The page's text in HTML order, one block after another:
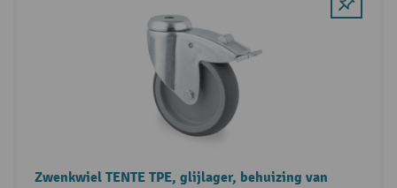
Zwenkwiel TENTE TPE, glijlager, behuizing van